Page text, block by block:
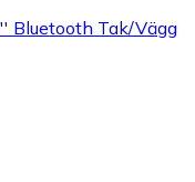
Bluetooth Tak/Vägg